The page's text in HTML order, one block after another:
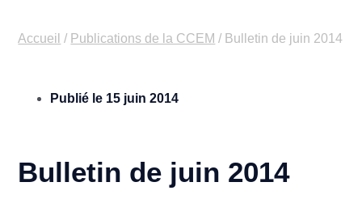
Accueil / Publications de la CCEM / Bulletin de juin 2014
Publié le 15 juin 2014
Bulletin de juin 2014